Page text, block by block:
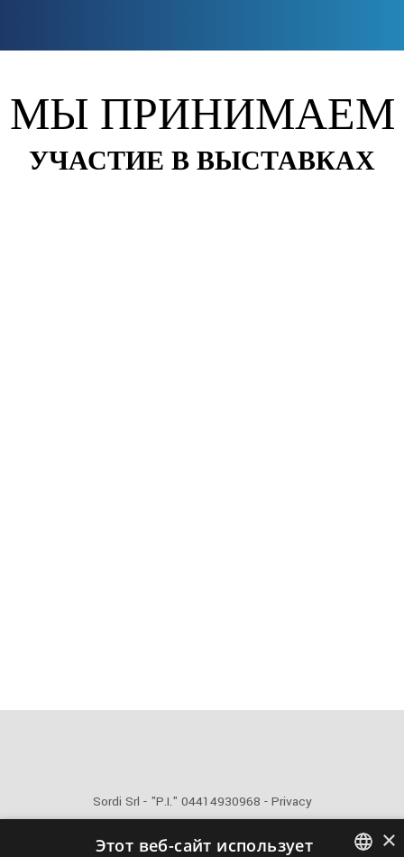
МЫ ПРИНИМАЕМ
УЧАСТИЕ В ВЫСТАВКАХ
Sordi Srl - "P.I." 04414930968 - Privacy
×
Этот веб-сайт использует